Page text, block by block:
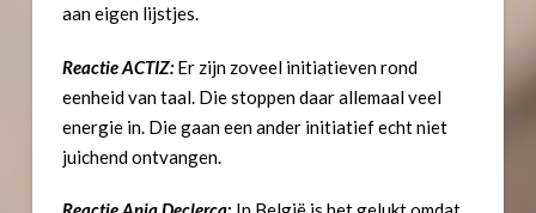
aan eigen lijstjes.
Reactie ACTIZ:Er zijn zoveel initiatieven rond
eenheid van taal. Die stoppen daar allemaal veel
energie in. Die gaan een ander initiatief echt niet
juichend ontvangen.